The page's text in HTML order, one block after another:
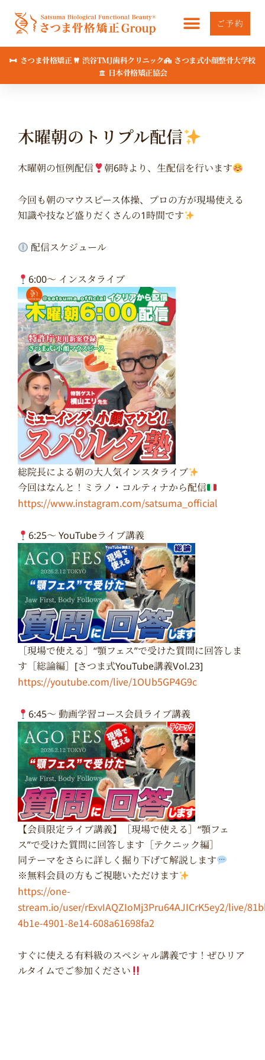
ッ
ご予約
さつま骨格矯正 渋谷TMJ歯科クリニック
さつま式小顔整骨大学校
日本骨格矯正協会
木曜朝のトリプル配信
木曜朝の恒例配信 朝6時より、生配信を行います
今回も朝のマウスピース体操、プロの方が現場使える
知識や技など盛りだくさんの1時間です
配信スケジュール
6:00〜 インスタライブ
総院長による朝の大人気インスタライブ
今回はなんと！ミラノ・コルティナから配信
https://www.instagram.com/satsuma_official
6:25〜 YouTubeライブ講義
［現場で使える］“顎フェス”で受けた質問に回答しま
す［総論編］[さつま式YouTube講義Vol.23]
https://youtube.com/live/1OUb5GP4G9c
6:45〜 動画学習コース会員ライブ講義
【会員限定ライブ講義】［現場で使える］“顎フェ
ス”で受けた質問に回答します［テクニック編］
同テーマをさらに詳しく掘り下げて解説します
※無料会員の方もご視聴いただけます
https://one-
stream.io/user/rExvIAQZIoMj3Pru64AJICrK5ey2/live/
4b1e-4901-8e14-608a61698fa2
すぐに使える有料級のスペシャル講義です！ぜひリア
ルタイムでご参加ください